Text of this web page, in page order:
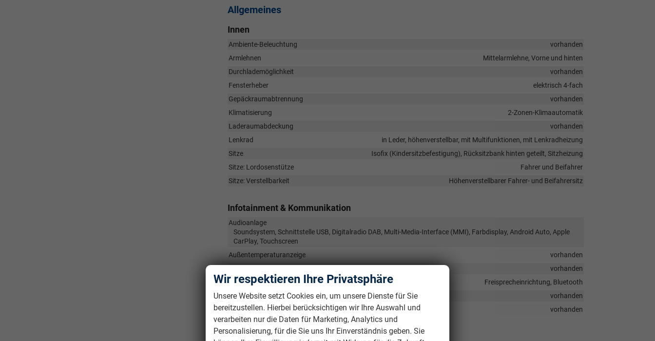
Allgemeines
Innen
Ambiente-Beleuchtung
vorhanden
Armlehnen
Mittelarmlehne, Vorne und hinten
Durchlademöglichkeit
vorhanden
Fensterheber
elektrisch 4-fach
Gepäckraumabtrennung
vorhanden
Klimatisierung
2-Zonen-Klimaautomatik
Laderaumabdeckung
vorhanden
Lenkrad
in Leder, höhenverstellbar, mit Multifunktionen, mit Lenkradheizung
Sitze
Isofix (Kindersitzbefestigung), Rücksitzbank hinten geteilt, Sitzheizung
Sitze: Lordosenstütze
Fahrer und Beifahrer
Sitze: Verstellbarkeit
Höhenverstellbarer Fahrer- und Beifahrersitz
Infotainment & Kommunikation
Audioanlage
Soundsystem, Schnittstelle USB, Digitalradio DAB, Multi-Media-Interface (MMI), Farbdisplay, Android Auto, Apple
CarPlay, Touchscreen
Außentemperaturanzeige
vorhanden
vorhanden
Telefon
Freisprecheinrichtung, Bluetooth
Uhr & Drehzahlmesser
vorhanden
Volldigitales Kombiinstrument (Virtual Cockpit)
vorhanden
Sicherheit & Assistenz
Wir respektieren Ihre Privatsphäre
Unsere Website setzt Cookies ein, um unsere Dienste für Sie
bereitzustellen. Hierbei berücksichtigen wir Ihre Auswahl und
verarbeiten nur die Daten für Marketing, Analytics und
Personalisierung, für die Sie uns Ihr Einverständnis geben. Sie